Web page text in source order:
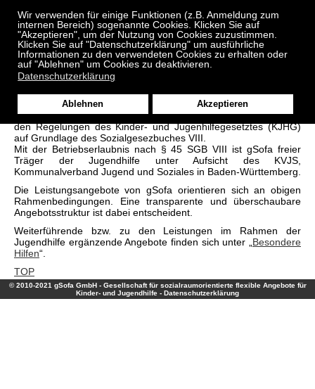
Wir verwenden für einige Funktionen (z.B. Anmeldung zum
internen Bereich) sogenannte Cookies. Klicken Sie auf
"Akzeptieren", um der Nutzung von Cookies zuzustimmen.
Klicken Sie auf "Datenschutzerklärung" um ausführliche
Informationen zu den verwendeten Cookies zu erhalten oder
auf "Ablehnen" um Cookies zu deaktivieren.
Datenschutzerklärung
Ablehnen Akzeptieren
Jugendhilfe
Die Leistungen im Rahmen der Jugendhilfe ergeben sich aus
den Regelungen des Kinder- und Jugenhilfegesetztes (KJHG)
auf Grundlage des Sozialgesezbuches VIII.
Mit der Betriebserlaubnis nach § 45 SGB VIII ist gSofa freier
Träger der Jugendhilfe unter Aufsicht des KVJS,
Kommunalverband Jugend und Soziales in Baden-Württemberg.
Die Leistungsangebote von gSofa orientieren sich an obigen
Rahmenbedingungen. Eine transparente und überschaubare
Angebotsstruktur ist dabei entscheident.
Weiterführende bzw. zu den Leistungen im Rahmen der
Jugendhilfe ergänzende Angebote finden sich unter „ Besondere
Hilfen“.
TOP
© 2010-2021 gSofa GmbH - Gesellschaft für sozialraumorientierte flexible Angebote für
Kinder- und Jugendhilfe - Datenschutzerklärung
Menu